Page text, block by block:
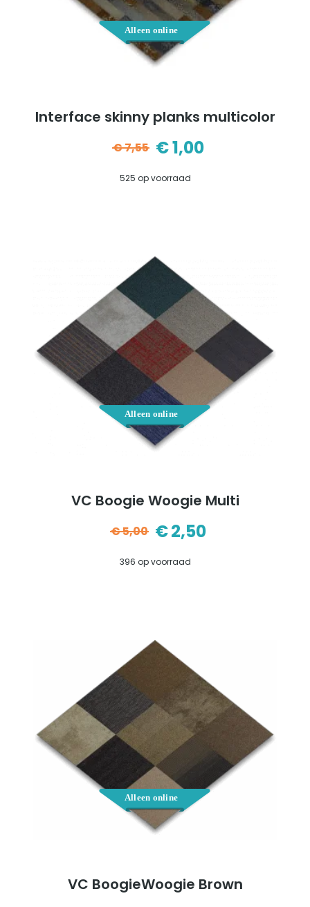
Interface skinny planks multicolor
€7,55
Oorspronkelijke
prijs
€1,00
Huidige
prijs
525 op voorraad
VC Boogie Woogie Multi
€5,00
Oorspronkelijke
prijs
€2,50
Huidige
prijs
396 op voorraad
VC BoogieWoogie Brown